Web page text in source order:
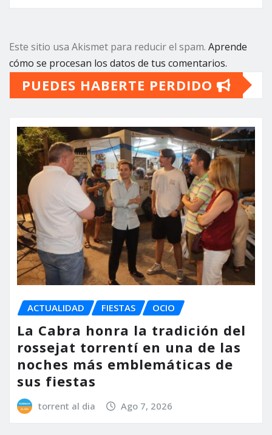
Este sitio usa Akismet para reducir el spam. Aprende
cómo se procesan los datos de tus comentarios.
PUEDES HABERTE PERDIDO
ACTUALIDAD FIESTAS OCIO
La Cabra honra la tradición del
rossejat torrentí en una de las
noches más emblemáticas de
sus fiestas
torrent al dia Ago 7, 2026